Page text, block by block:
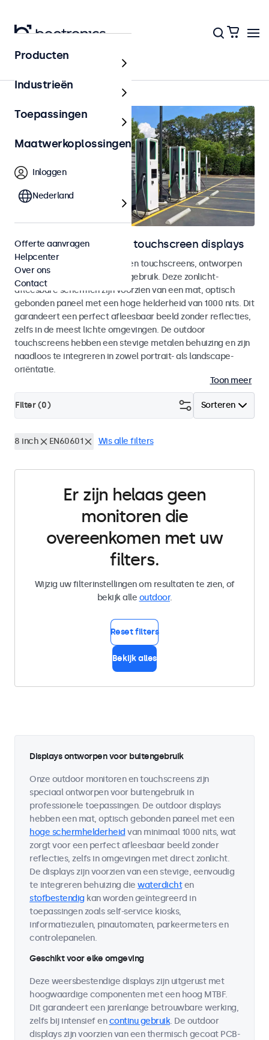
Outdoor
Outdoor monitoren en touchscreen displays
Weersbestendige monitoren en touchscreens, ontworpen
voor zowel binnen- als buitengebruik. Deze zonlicht-
afleesbare schermen zijn voorzien van een mat, optisch
gebonden paneel met een hoge helderheid van 1000 nits. Dit
garandeert een perfect afleesbaar beeld zonder reflecties,
zelfs in de meest lichte omgevingen. De outdoor
touchscreens hebben een stevige metalen behuizing en zijn
naadloos te integreren in zowel portrait- als landscape-
oriëntatie.
Toon meer
Sorteren
Filter (0)
8 inch EN60601 Wis alle filters
Er zijn helaas geen
monitoren die
overeenkomen met uw
filters.
Wijzig uw filterinstellingen om resultaten te zien, of
bekijk alle outdoor.
Reset filters
Bekijk alles
Displays ontworpen voor buitengebruik
Onze outdoor monitoren en touchscreens zijn
speciaal ontworpen voor buitengebruik in
professionele toepassingen. De outdoor displays
hebben een mat, optisch gebonden paneel met een
hoge schermhelderheid van minimaal 1000 nits, wat
zorgt voor een perfect afleesbaar beeld zonder
reflecties, zelfs in omgevingen met direct zonlicht.
De displays zijn voorzien van een stevige, eenvoudig
te integreren behuizing die waterdichten
stofbestendig kan worden geïntegreerd in
toepassingen zoals self-service kiosks,
informatiezuilen, pinautomaten, parkeermeters en
controlepanelen.
Geschikt voor elke omgeving
Deze weersbestendige displays zijn uitgerust met
hoogwaardige componenten met een hoog MTBF.
Dit garandeert een jarenlange betrouwbare werking,
zelfs bij intensief encontinu gebruik. De outdoor
displays zijn voorzien van een thermisch gecoat PCB-
Producten
Industrieën
Toepassingen
Maatwerkoplossingen
Inloggen
Nederland
Offerte aanvragen
Helpcenter
Over ons
Contact